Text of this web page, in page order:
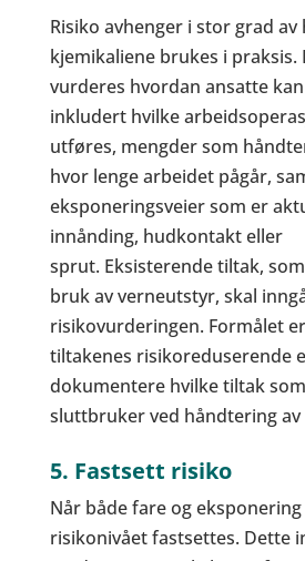
Risiko avhenger i stor grad av
kjemikaliene brukes i
vurderes hvordan ansatte
inkludert hvilke
utføres, mengder som
hvor lenge arbeidet pågår,
eksponeringsveier som er
innånding, hudkontakt eller
sprut. Eksisterende tiltak,
bruk av verneutstyr, skal
risikovurderingen. Formålet
tiltakenes risikoreduserende
dokumentere hvilke tiltak
sluttbruker ved håndtering av
5. Fastsett risiko
Når både fare og
risikonivået fastsettes. Dette